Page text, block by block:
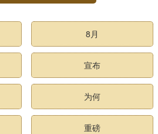
8月
宣布
为何
重磅